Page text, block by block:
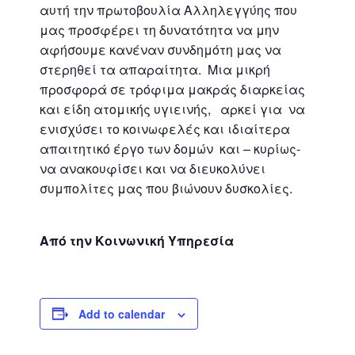
αυτή την πρωτοβουλία Αλληλεγγύης που
μας προσφέρει τη δυνατότητα να μην
αφήσουμε κανέναν συνδημότη μας να
στερηθεί τα απαραίτητα. Μια μικρή
προσφορά σε τρόφιμα μακράς διαρκείας
και είδη ατομικής υγιεινής, αρκεί για να
ενισχύσει το κοινωφελές και ιδιαίτερα
απαιτητικό έργο των δομών και – κυρίως-
να ανακουφίσει και να διευκολύνει
συμπολίτες μας που βιώνουν δυσκολίες.
Από την Κοινωνική Υπηρεσία
Add to calendar